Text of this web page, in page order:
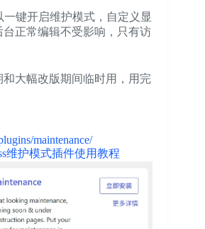
一键开启维护模式，自定义显
正常编辑不受影响，只有访
和大幅改版期间临时用，用完
maintenance/
维护模式插件使用教程